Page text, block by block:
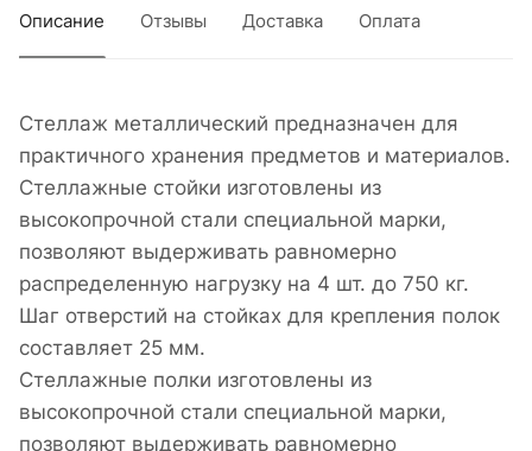
Описание Отзывы Доставка Оплата
Стеллаж металлический предназначен для
практичного хранения предметов и материалов.
Стеллажные стойки изготовлены из
высокопрочной стали специальной марки,
позволяют выдерживать равномерно
распределенную нагрузку на 4 шт. до 750 кг.
Шаг отверстий на стойках для крепления полок
составляет 25 мм.
Стеллажные полки изготовлены из
высокопрочной стали специальной марки,
позволяют выдерживать равномерно